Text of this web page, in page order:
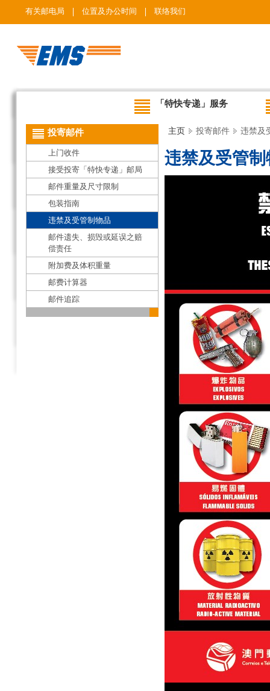
有关邮电局 位置及办公时间 联络我们
「特快专递」服务
投寄邮件
上门收件
接受投寄「特快专递」邮局
邮件重量及尺寸限制
包装指南
违禁及受管制物品
邮件遗失、损毁或延误之赔
偿责任
附加费及体积重量
邮费计算器
邮件追踪
主页 投寄邮件 违禁及
违禁及受管制